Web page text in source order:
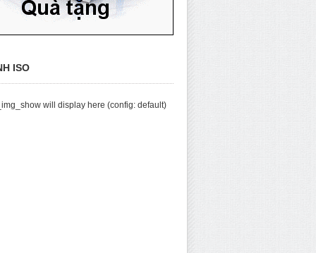
ISO
will display here (config: default)